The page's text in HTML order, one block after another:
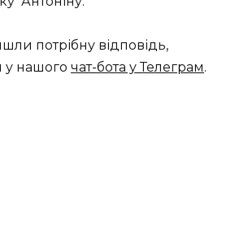
потрібну відповідь,
у нашого чат-бота у Телеграм.